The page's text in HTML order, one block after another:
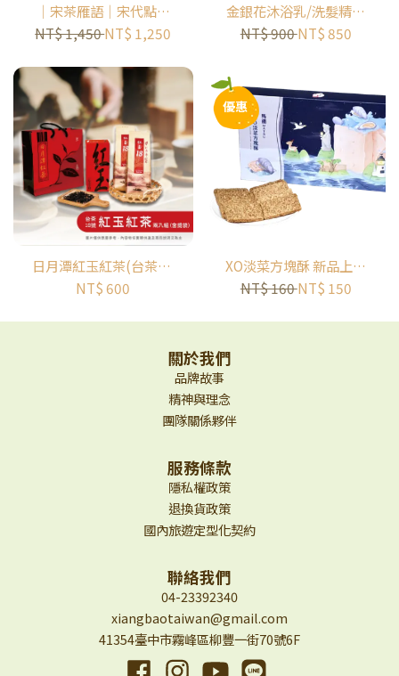
｜宋茶雁語｜宋代點茶
遇見紅茶原鄉半日小旅
行｜ 大雁休閒農業區
NT$ 1,450NT$ 1,250
金銀花沐浴乳/洗髮精｜
小島花神｜ISLAND
NT$ 900NT$ 850
日月潭紅玉紅茶(台茶18
NT$ 600
優惠
XO淡菜方塊酥 新品上架
✨
NT$ 160NT$ 150
關於我們
品牌故事
精神與理念
團隊關係夥伴
服務條款
隱私權政策
退換貨政策
國內旅遊定型化契約
聯絡我們
04-23392340
xiangbaotaiwan@gmail.com
41354臺中市霧峰區柳豐一街70號6F
FacebookInstagramYouTube